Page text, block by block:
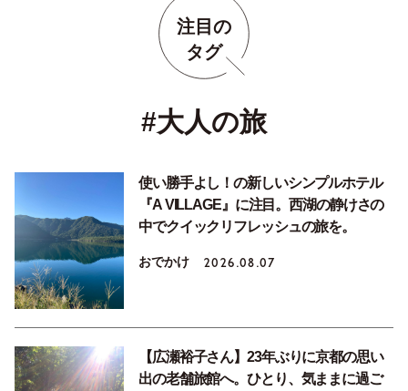
注目の
タグ
#大人の旅
使い勝手よし！の新しいシンプルホテル
『A VILLAGE』に注目。西湖の静けさの
中でクイックリフレッシュの旅を。
おでかけ 2026.08.07
【広瀬裕子さん】23年ぶりに京都の思い
出の老舗旅館へ。ひとり、気ままに過ご